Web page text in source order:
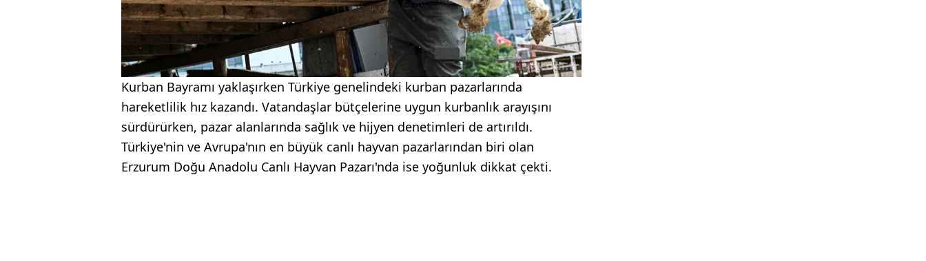
Kurban Bayramı yaklaşırken Türkiye genelindeki kurban pazarlarında
hareketlilik hız kazandı. Vatandaşlar bütçelerine uygun kurbanlık arayışını
sürdürürken, pazar alanlarında sağlık ve hijyen denetimleri de artırıldı.
Türkiye'nin ve Avrupa'nın en büyük canlı hayvan pazarlarından biri olan
Erzurum Doğu Anadolu Canlı Hayvan Pazarı'nda ise yoğunluk dikkat çekti.